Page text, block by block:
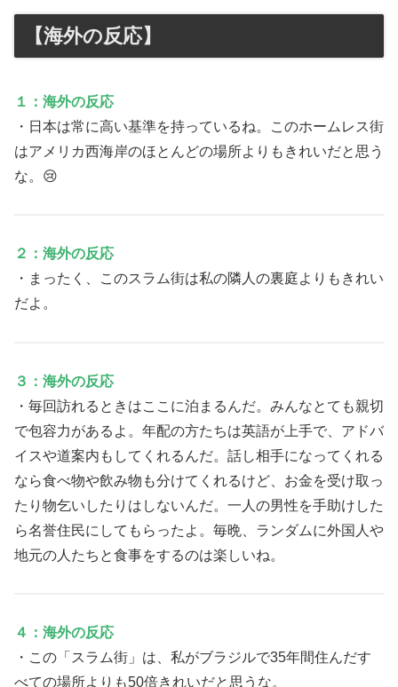
【海外の反応】
１：海外の反応
・日本は常に高い基準を持っているね。このホームレス街
はアメリカ西海岸のほとんどの場所よりもきれいだと思う
な。😢
２：海外の反応
・まったく、このスラム街は私の隣人の裏庭よりもきれい
だよ。
３：海外の反応
・毎回訪れるときはここに泊まるんだ。みんなとても親切
で包容力があるよ。年配の方たちは英語が上手で、アドバ
イスや道案内もしてくれるんだ。話し相手になってくれる
なら食べ物や飲み物も分けてくれるけど、お金を受け取っ
たり物乞いしたりはしないんだ。一人の男性を手助けした
ら名誉住民にしてもらったよ。毎晩、ランダムに外国人や
地元の人たちと食事をするのは楽しいね。
４：海外の反応
・この「スラム街」は、私がブラジルで35年間住んだす
べての場所よりも50倍きれいだと思うな。